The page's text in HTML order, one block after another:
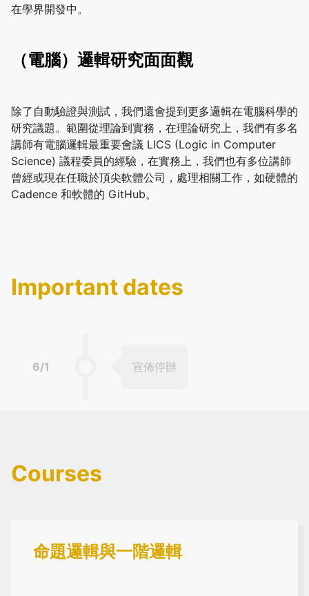
在學界開發中。
（電腦）邏輯研究面面觀
除了自動驗證與測試，我們還會提到更多邏輯在電腦科學的
研究議題。範圍從理論到實務，在理論研究上，我們有多名
講師有電腦邏輯最重要會議 LICS (Logic in Computer
Science) 議程委員的經驗，在實務上，我們也有多位講師
曾經或現在任職於頂尖軟體公司，處理相關工作，如硬體的
Cadence 和軟體的 GitHub。
Important dates
6/1 宣佈停辦
Courses
命題邏輯與一階邏輯